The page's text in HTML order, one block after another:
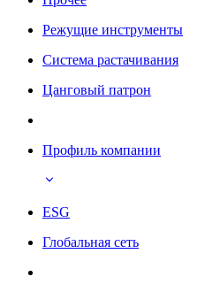
Режущие инструменты
Система растачивания
Цанговый патрон
Профиль компании
ESG
Глобальная сеть